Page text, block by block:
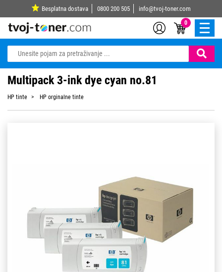
Besplatna dostava 0800 200 505 info@tvoj-toner.com
0
Multipack 3-ink dye cyan no.81
HP tinte HP orginalne tinte